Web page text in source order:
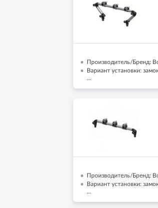
Производитель/Бренд:
Вариант установки:
...
Производитель/Бренд:
Вариант установки:
...